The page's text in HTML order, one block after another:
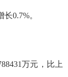
0.7%。
万元，比上